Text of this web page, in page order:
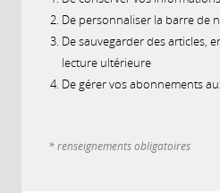
De personnaliser la barre de
De sauvegarder des articles,
lecture ultérieure
De gérer vos abonnements
* renseignements obligatoires